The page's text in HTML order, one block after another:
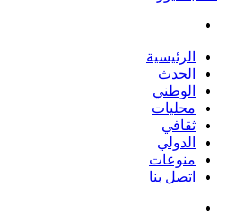
الرئيسية
الحدث
الوطني
محليات
ثقافي
الدولي
منوعات
اتصل بنا